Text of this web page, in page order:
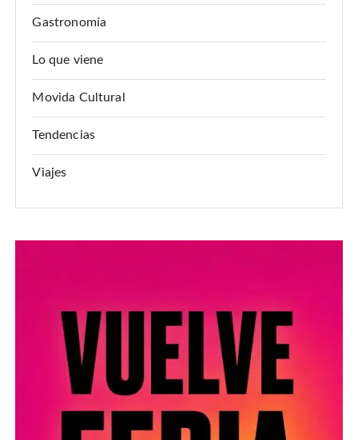
Gastronomía
Lo que viene
Movida Cultural
Tendencias
Viajes